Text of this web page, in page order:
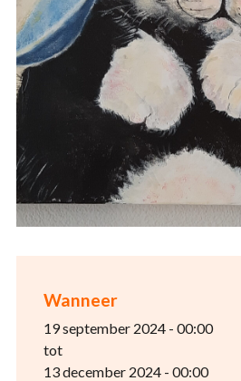
Wanneer
19 september 2024 - 00:00
tot
13 december 2024 - 00:00